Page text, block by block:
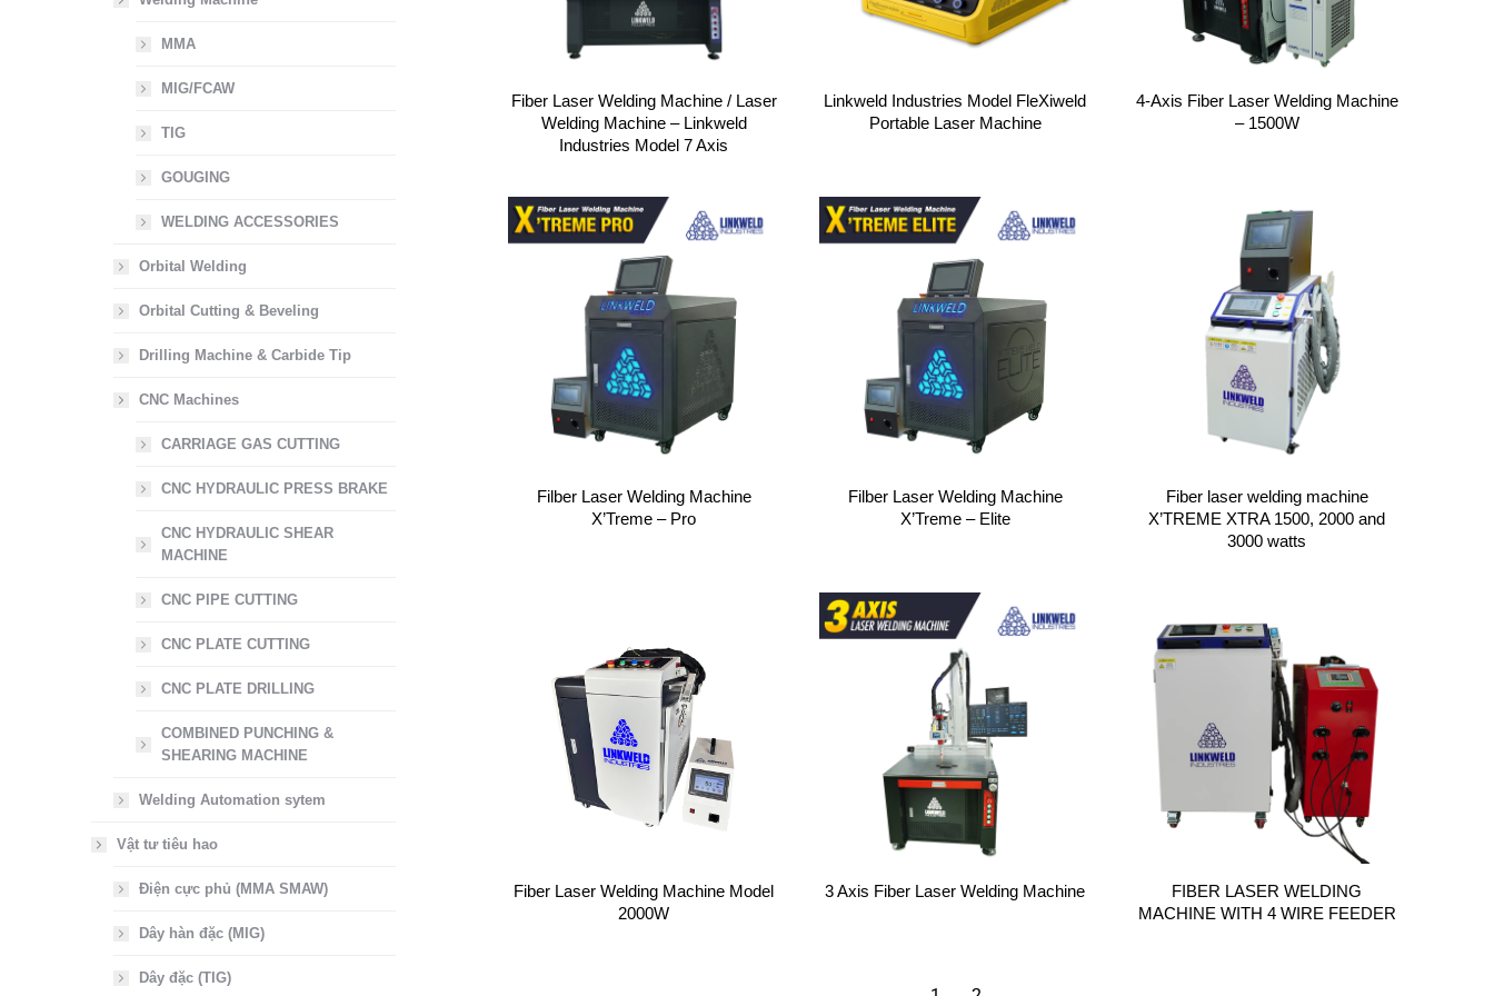
Fiber Laser Welding Machine / Laser
Welding Machine – Linkweld
Industries Model 7 Axis
Linkweld Industries Model FleXiweld
Portable Laser Machine
4-Axis Fiber Laser Welding Machine
– 1500W
Filber Laser Welding Machine
X’Treme – Pro
Filber Laser Welding Machine
X’Treme – Elite
Fiber laser welding machine
X’TREME XTRA 1500, 2000 and
3000 watts
Fiber Laser Welding Machine Model
2000W
3 Axis Fiber Laser Welding Machine
FIBER LASER WELDING
MACHINE WITH 4 WIRE FEEDER
MMA
MIG/FCAW
TIG
GOUGING
WELDING ACCESSORIES
Orbital Welding
Orbital Cutting & Beveling
Drilling Machine & Carbide Tip
CNC Machines
CARRIAGE GAS CUTTING
CNC HYDRAULIC PRESS BRAKE
CNC HYDRAULIC SHEAR
MACHINE
CNC PIPE CUTTING
CNC PLATE CUTTING
CNC PLATE DRILLING
COMBINED PUNCHING &
SHEARING MACHINE
Welding Automation sytem
Vật tư tiêu hao
Điện cực phủ (MMA SMAW)
Dây hàn đặc (MIG)
Dây đặc (TIG)